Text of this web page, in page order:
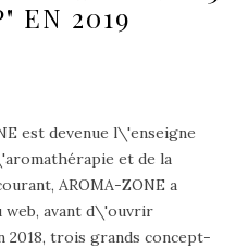
EN 2019
est devenue l\'enseigne
et de la
AROMA-ZONE a
web, avant d\'ouvrir
2018, trois grands concept-